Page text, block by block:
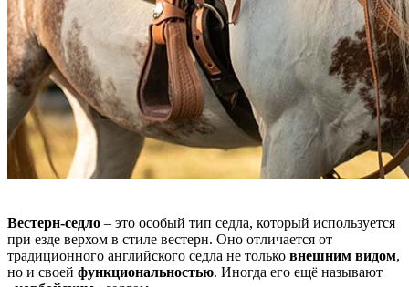
Вестерн-седло – это особый тип седла, который используется
при езде верхом в стиле вестерн. Оно отличается от
традиционного английского седла не только внешним видом,
но и своей функциональностью. Иногда его ещё называют